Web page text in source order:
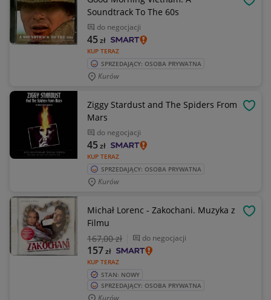
Soundtrack To The 60s
do negocjacji
KUP TERAZ
45zł
SPRZEDAJĄCY: OSOBA PRYWATNA
Kurów
Ziggy Stardust and The Spiders From
Mars
do negocjacji
KUP TERAZ
45zł
SPRZEDAJĄCY: OSOBA PRYWATNA
Kurów
Michał Lorenc - Zakochani. Muzyka z
Filmu
167,00 zł do negocjacji
KUP TERAZ
157zł
STAN: NOWY
SPRZEDAJĄCY: OSOBA PRYWATNA
Kurów